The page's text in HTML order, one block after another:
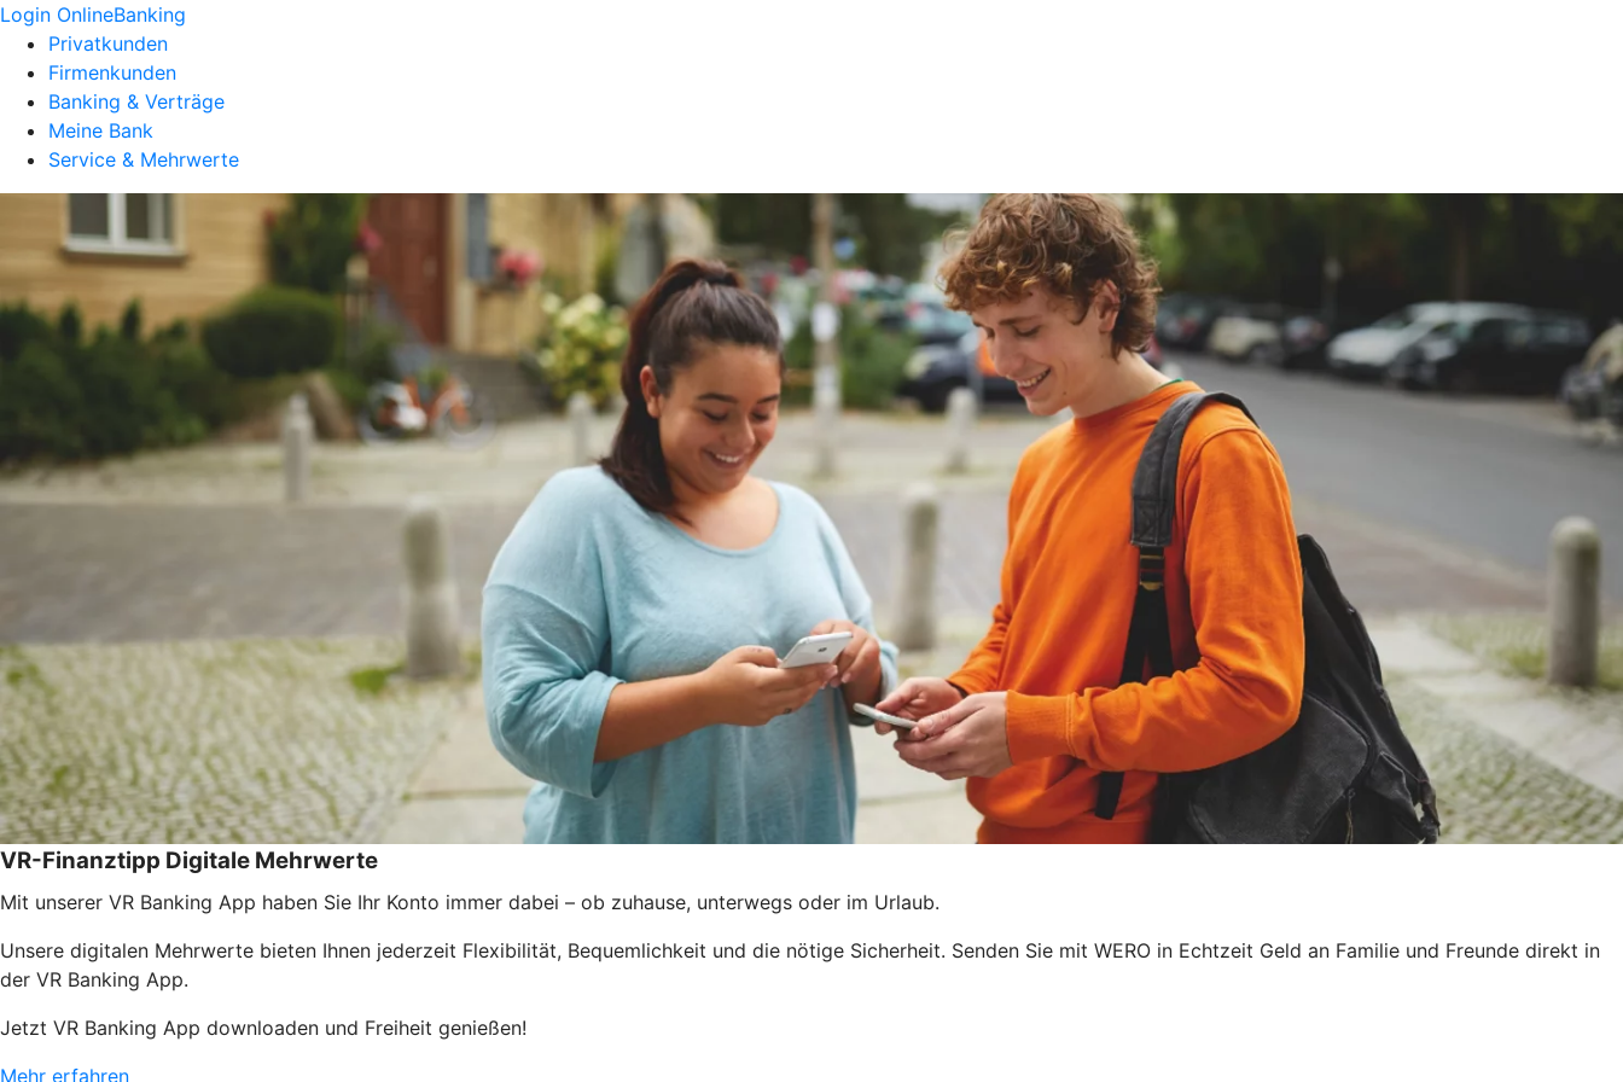
Login OnlineBanking
Privatkunden
Firmenkunden
Banking & Verträge
Meine Bank
Service & Mehrwerte
VR-Finanztipp Digitale Mehrwerte
Mit unserer VR Banking App haben Sie Ihr Konto immer dabei – ob zuhause, unterwegs oder im Urlaub.
Unsere digitalen Mehrwerte bieten Ihnen jederzeit Flexibilität, Bequemlichkeit und die nötige Sicherheit. Senden Sie mit WERO in Echtzeit Geld an Familie und Freunde direkt in
der VR Banking App.
Jetzt VR Banking App downloaden und Freiheit genießen!
Mehr erfahren